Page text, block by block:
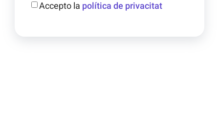
Accepto la política de privacitat